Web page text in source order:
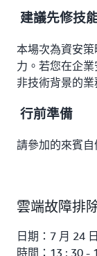
建議先修技
本場次為資安
力。若您在企
非技術背景的
行前準備
請參加的來賓自
雲端故障排
日期：7 月 24
時間：13 : 30 -